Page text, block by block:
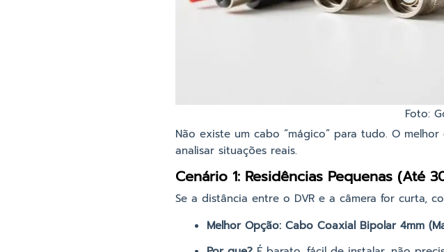
Foto:
Não existe um cabo “mágico” para tudo. O
analisar situações reais.
Cenário 1: Residências Pequenas (Até
Se a distância entre o DVR e a câmera for curta,
Melhor Opção: Cabo Coaxial Bipolar 4mm